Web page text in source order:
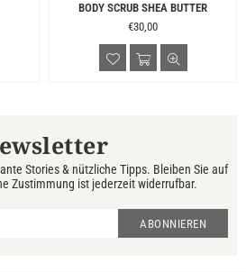
BODY SCRUB SHEA BUTTER
Normaler
€30,00
Stories & nützliche Tipps. Bleiben Sie auf
Zustimmung ist jederzeit widerrufbar.
ABONNIEREN